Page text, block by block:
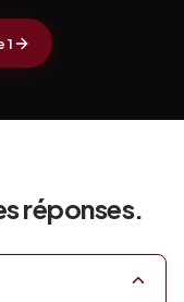
1
réponses.